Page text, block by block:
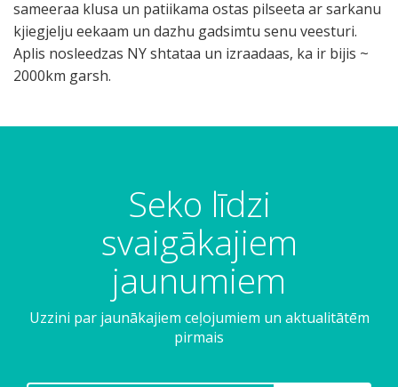
sameeraa klusa un patiikama ostas pilseeta ar sarkanu
kjiegjelju eekaam un dazhu gadsimtu senu veesturi.
Aplis nosleedzas NY shtataa un izraadaas, ka ir bijis ~
2000km garsh.
Seko līdzi
svaigākajiem
jaunumiem
Uzzini par jaunākajiem ceļojumiem un aktualitātēm
pirmais